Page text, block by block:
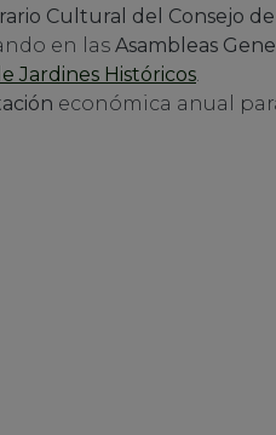
Cultural del Consejo
en las Asambleas
Jardines Históricos.
económica anual